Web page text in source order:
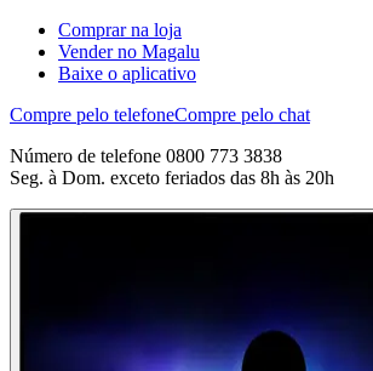
Comprar na loja
Vender no Magalu
Baixe o aplicativo
Compre pelo telefoneCompre pelo chat
Número de telefone 0800 773 3838
Seg. à Dom. exceto feriados das 8h às 20h